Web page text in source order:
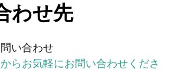
わせ先
い合わせ
らお気軽にお問い合わせくださ